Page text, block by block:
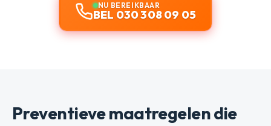
NU BEREIKBAAR
BEL 030 308 09 05
Preventieve maatregelen die